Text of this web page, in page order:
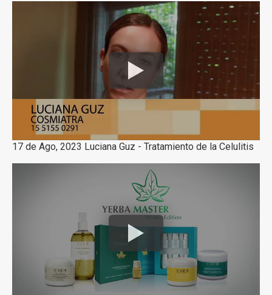
17 de Ago, 2023 Luciana Guz - Tratamiento de la Celulitis